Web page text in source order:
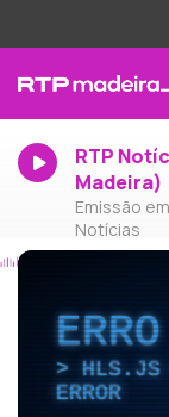
RTP
Madeira)
Emissão
Notícias
HLS.JS
ERROR